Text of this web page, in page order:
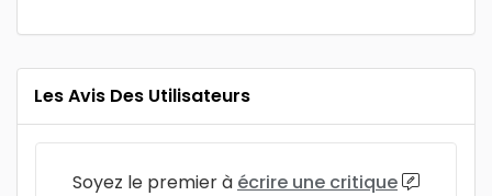
Les Avis Des Utilisateurs
Soyez le premier à écrire une critique